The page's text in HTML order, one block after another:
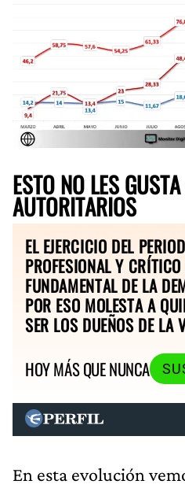
ESTO NO LES
AUTORITARIOS
EL EJERCICIO DEL
PROFESIONAL Y
FUNDAMENTAL DE LA
POR ESO MOLESTA A
SER LOS DUEÑOS DE LA
HOY MÁS QUE NUNCA
En esta evolución